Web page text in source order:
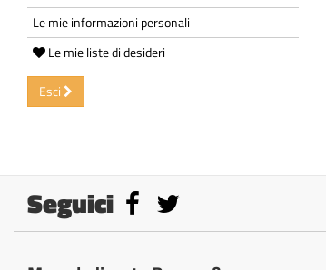
Le mie informazioni personali
Le mie liste di desideri
Esci
Seguici